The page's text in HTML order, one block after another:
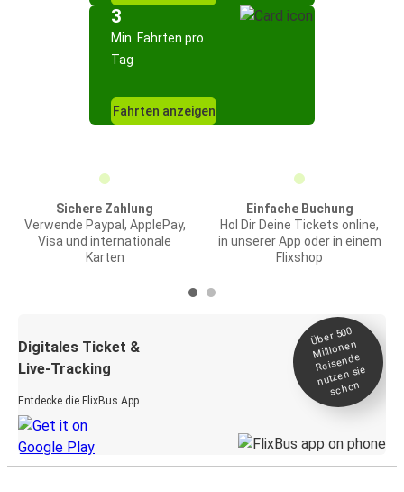
3
Min. Fahrten pro
Tag
Fahrten anzeigen
Sichere Zahlung
Verwende Paypal, ApplePay,
Visa und internationale
Karten
Einfache Buchung
Hol Dir Deine Tickets online,
in unserer App oder in einem
Flixshop
Digitales Ticket &
Live-Tracking
Entdecke die FlixBus App
Über 500
Millionen
Reisende
nutzen sie
schon